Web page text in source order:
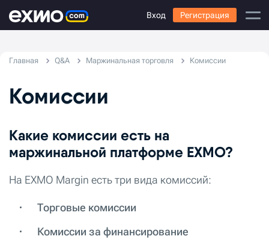
Вход Регистрация
Главная Q&A Маржинальная торговля Комиссии
Комиссии
Какие комиссии есть на
маржинальной платформе EXMO?
На EXMO Margin есть три вида комиссий:
Торговые комиссии
Комиссии за финансирование